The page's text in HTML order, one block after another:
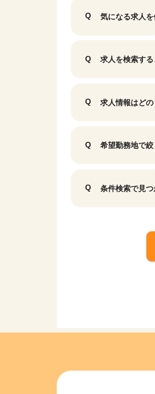
気になる求人
求人を検索す
求人情報はど
希望勤務地で
条件検索で見